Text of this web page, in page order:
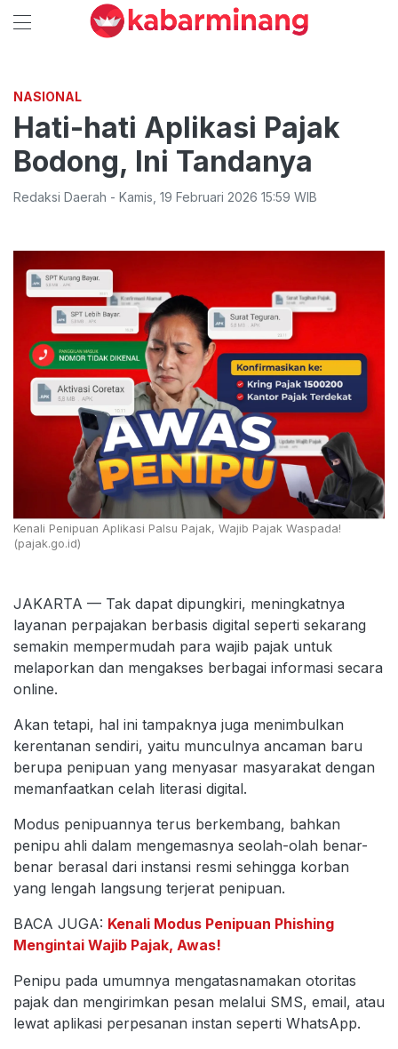
NASIONAL
Hati-hati Aplikasi Pajak
Bodong, Ini Tandanya
Redaksi Daerah - Kamis 19 Februari 2026 15:59 WIB
Kenali Penipuan Aplikasi Palsu Pajak, Wajib Pajak Waspada!
(pajak.go.id)
JAKARTA — Tak dapat dipungkiri, meningkatnya
layanan perpajakan berbasis digital seperti sekarang
semakin mempermudah para wajib pajak untuk
melaporkan dan mengakses berbagai informasi secara
online.
Akan tetapi, hal ini tampaknya juga menimbulkan
kerentanan sendiri, yaitu munculnya ancaman baru
berupa penipuan yang menyasar masyarakat dengan
memanfaatkan celah literasi digital.
Modus penipuannya terus berkembang, bahkan
penipu ahli dalam mengemasnya seolah-olah benar-
benar berasal dari instansi resmi sehingga korban
yang lengah langsung terjerat penipuan.
BACA JUGA: Kenali Modus Penipuan Phishing
Mengintai Wajib Pajak, Awas!
Penipu pada umumnya mengatasnamakan otoritas
pajak dan mengirimkan pesan melalui SMS, email, atau
lewat aplikasi perpesanan instan seperti WhatsApp.